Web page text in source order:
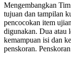
Mengembangkan
tujuan dan tampilan
pencocokan item
digunakan. Dua atau
kemampuan isi dan
penskoran.